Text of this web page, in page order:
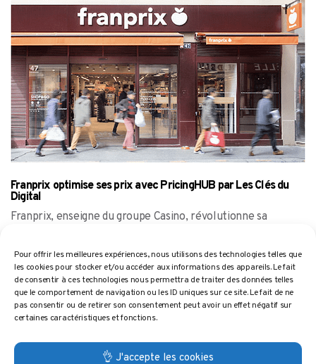
Pour offrir les meilleures expériences, nous utilisons des technologies telles que
les cookies pour stocker et/ou accéder aux informations des appareils. Le fait
de consentir à ces technologies nous permettra de traiter des données telles
que le comportement de navigation ou les ID uniques sur ce site. Le fait de ne
pas consentir ou de retirer son consentement peut avoir un effet négatif sur
certaines caractéristiques et fonctions.
👌 J'accepte les cookies
Franprix optimise ses prix avec PricingHUB par Les Clés du
Digital
Franprix, enseigne du groupe Casino, révolutionne sa
comme l’a